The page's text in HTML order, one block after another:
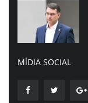
MÍDIA SOCIAL